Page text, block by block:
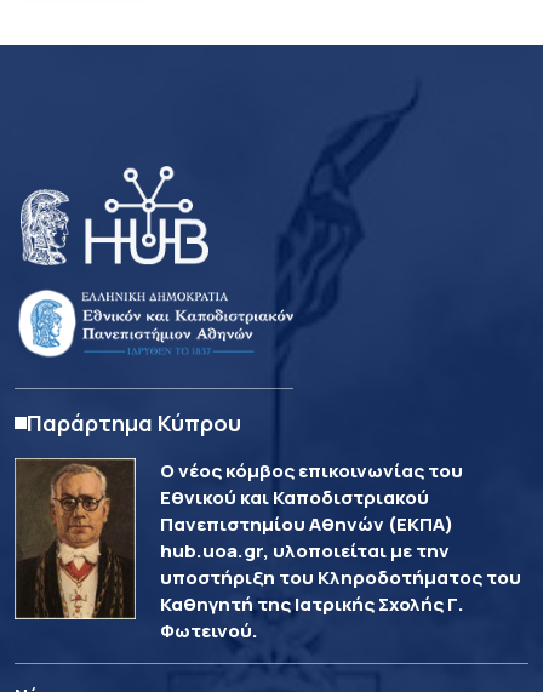
Παράρτημα Κύπρου
Ο νέος κόμβος επικοινωνίας του
Εθνικού και Καποδιστριακού
Πανεπιστημίου Αθηνών (ΕΚΠΑ)
hub.uoa.gr, υλοποιείται με την
υποστήριξη του Κληροδοτήματος του
Καθηγητή της Ιατρικής Σχολής Γ.
Φωτεινού.